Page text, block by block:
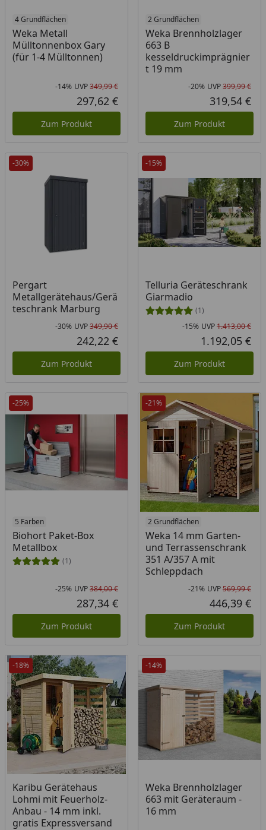
4 Grundflächen
Weka Metall
Mülltonnenbox Gary
(für 1-4 Mülltonnen)
Rabatt in Prozent
-14%
Ursprünglicher Preis
UVP349,99 €
Aktueller Preis
297,62 €
Zum Produkt
2 Grundflächen
Weka Brennholzlager
663 B
kesseldruckimprägnier
t 19 mm
-20% UVP399,99 €
319,54 €
Zum Produkt
-30%
Pergart
Metallgerätehaus/Gerä
teschrank Marburg
Rabatt in Prozent
-30%
Ursprünglicher Preis
UVP349,90 €
Aktueller Preis
242,22 €
Zum Produkt
-15%
Telluria Geräteschrank
Giarmadio
(1)
-15% UVP1.413,00 €
1.192,05 €
Zum Produkt
-25%
5 Farben
Biohort Paket-Box
Metallbox
(1)
Rabatt in Prozent
-25%
Ursprünglicher Preis
UVP384,00 €
Aktueller Preis
287,34 €
Zum Produkt
-21%
2 Grundflächen
Weka 14 mm Garten-
und Terrassenschrank
351 A/357 A mit
Schleppdach
-21% UVP569,99 €
446,39 €
Zum Produkt
-18%
Karibu Gerätehaus
Lohmi mit Feuerholz-
Anbau - 14 mm inkl.
gratis Expressversand
-14%
Weka Brennholzlager
663 mit Geräteraum -
16 mm